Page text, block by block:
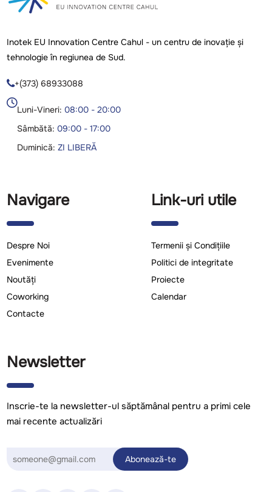
Inotek EU Innovation Centre Cahul - un centru de inovație și
tehnologie în regiunea de Sud.
+(373) 68933088

Luni-Vineri:08:00 - 20:00
Sâmbătă:09:00 - 17:00
Duminică:ZI LIBERĂ
Navigare
Despre Noi
Evenimente
Noutăți
Coworking
Contacte
Link-uri utile
Termenii și Condițiile
Politici de integritate
Proiecte
Calendar
Newsletter
Inscrie-te la newsletter-ul săptămânal pentru a primi cele
mai recente actualizări